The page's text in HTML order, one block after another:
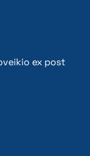
ex post